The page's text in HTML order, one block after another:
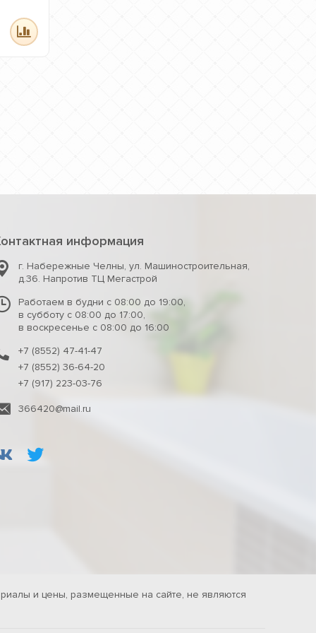
информация
г. Набережные Челны, ул. Машиностроительная,
д.36. Напротив ТЦ Мегастрой
Работаем в будни с 08:00 до 19:00,
в субботу с 08:00 до 17:00,
в воскресенье с 08:00 до 16:00
+7 (8552) 47-41-47
+7 (8552) 36-64-20
+7 (917) 223-03-76
366420@mail.ru
и цены, размещенные на сайте, не являются